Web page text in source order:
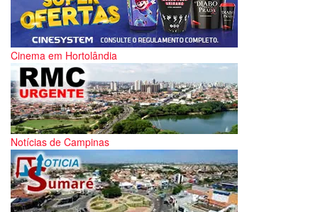
Cinema em Hortolândia
Notícias de Campinas